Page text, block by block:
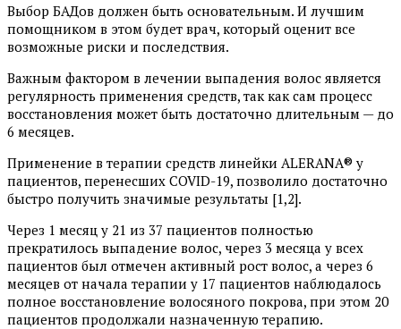
Выбор БАДов должен быть основательным. И лучшим
помощником в этом будет врач, который оценит все
возможные риски и последствия.
Важным фактором в лечении выпадения волос является
регулярность применения средств, так как сам процесс
восстановления может быть достаточно длительным — до
6 месяцев.
Применение в терапии средств линейки ALERANA® у
пациентов, перенесших COVID-19, позволило достаточно
быстро получить значимые результаты [1,2].
Через 1 месяц у 21 из 37 пациентов полностью
прекратилось выпадение волос, через 3 месяца у всех
пациентов был отмечен активный рост волос, а через 6
месяцев от начала терапии у 17 пациентов наблюдалось
полное восстановление волосяного покрова, при этом 20
пациентов продолжали назначенную терапию.